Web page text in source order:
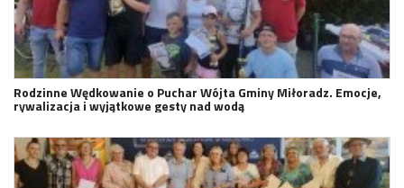
Rodzinne Wędkowanie o Puchar Wójta Gminy Miłoradz. Emocje,
rywalizacja i wyjątkowe gesty nad wodą